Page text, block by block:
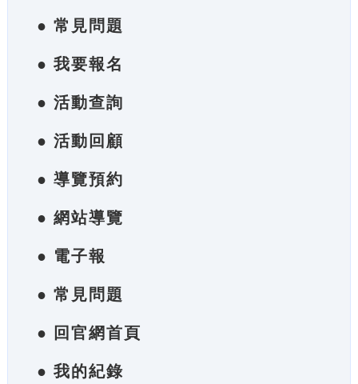
● 常見問題
● 我要報名
● 活動查詢
● 活動回顧
● 導覽預約
● 網站導覽
● 電子報
● 常見問題
● 回官網首頁
● 我的紀錄